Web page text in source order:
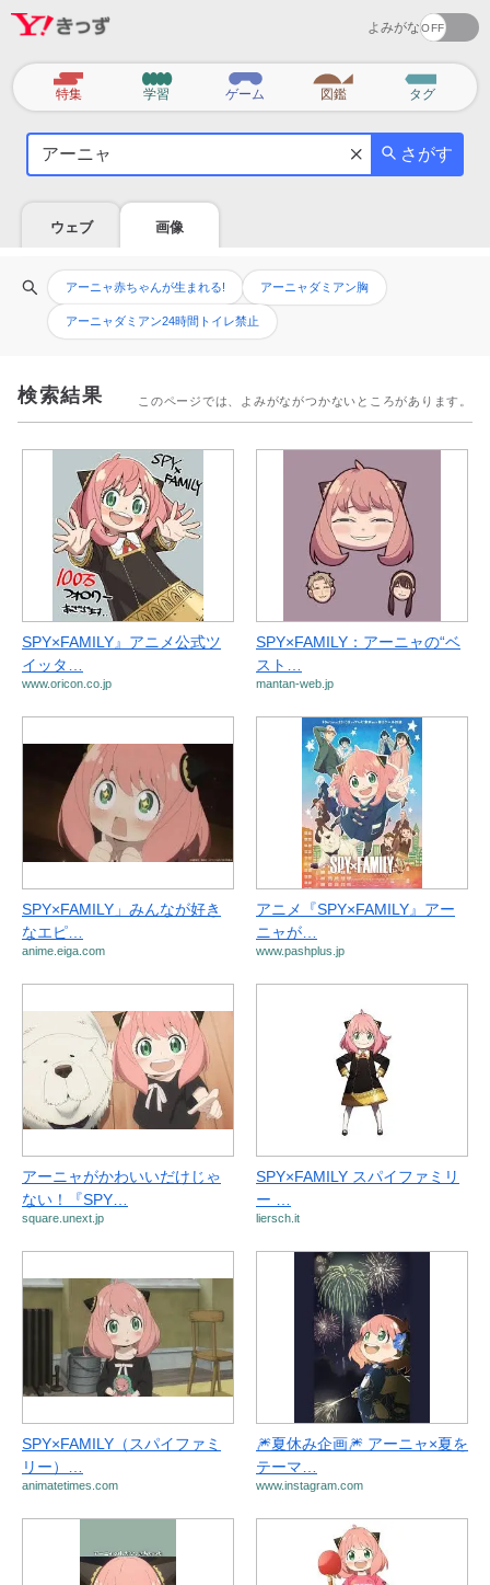
よみがな
カ
テ
特集 学習 ゲーム 図鑑 タグ
気
を
さがす
ウェブ 画像
関
ー
ド
アーニャ赤ちゃんが生まれる! アーニャダミアン胸
アーニャダミアン24時間トイレ禁止
検索結果 このページでは、よみがながつかないところがあります。
SPY×FAMILY』アニメ公式ツ
イッタ…
www.oricon.co.jp
SPY×FAMILY：アーニャの“ベ
スト…
mantan-web.jp
SPY×FAMILY」みんなが好き
なエピ…
anime.eiga.com
アニメ『SPY×FAMILY』アー
ニャが…
www.pashplus.jp
アーニャがかわいいだけじゃ
ない！『SPY…
square.unext.jp
SPY×FAMILY スパイファミリ
ー …
liersch.it
SPY×FAMILY（スパイファミ
リー）…
animatetimes.com
🎆夏休み企画🎆 アーニャ×夏を
テーマ…
www.instagram.com